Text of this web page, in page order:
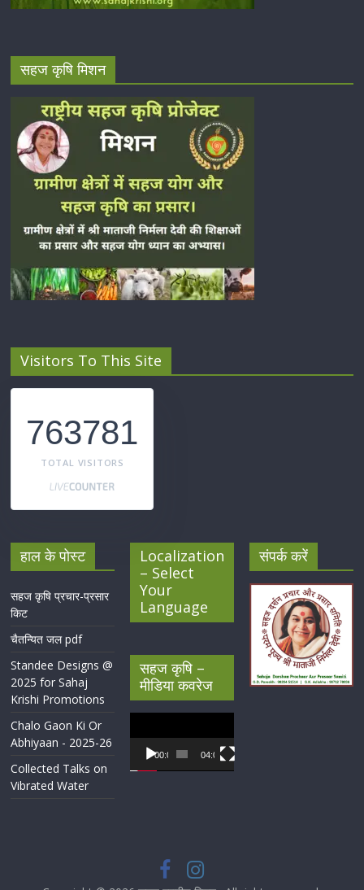
सहज कृषि मिशन
Visitors To This Site
763781
TOTAL VISITORS
हाल के पोस्ट
सहज कृषि प्रचार-प्रसार
किट
चैतन्यित जल pdf
Standee Designs @
2025 for Sahaj
Krishi Promotions
Chalo Gaon Ki Or
Abhiyaan - 2025-26
Collected Talks on
Vibrated Water
Localization
– Select
Your
Language
सहज कृषि –
मीडिया कवरेज
Player
00:00 04:07
संपर्क करें